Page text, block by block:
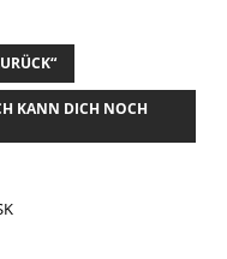
KANN DICH NOCH